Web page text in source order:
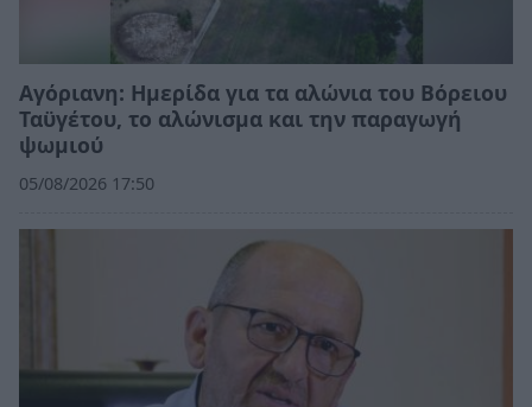
Αγόριανη: Ημερίδα για τα αλώνια του Βόρειου
Ταϋγέτου, το αλώνισμα και την παραγωγή
ψωμιού
05/08/2026 17:50